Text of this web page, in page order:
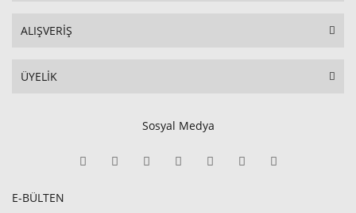
ALIŞVERİŞ
ÜYELİK
Sosyal Medya
E-BÜLTEN